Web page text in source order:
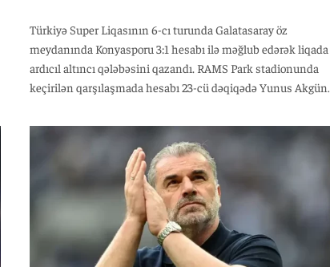
Türkiyə Super Liqasının 6-cı turunda Galatasaray öz
meydanında Konyasporu 3:1 hesabı ilə məğlub edərək liqada
ardıcıl altıncı qələbəsini qazandı. RAMS Park stadionunda
keçirilən qarşılaşmada hesabı 23-cü dəqiqədə Yunus Akgün
vurduğu qol oldu. O, daha əvvəl Eyüpspor (Super Liqa) və E.
Frankfurt (Çempionlar Liqası) qarşısında da fərqlənmişdi.